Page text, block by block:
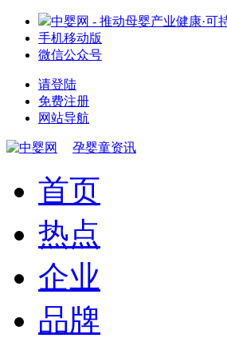
中婴网 - 推动母婴产业健康·可
手机移动版
微信公众号
请登陆
免费注册
网站导航
孕婴童资讯
首页
热点
企业
品牌